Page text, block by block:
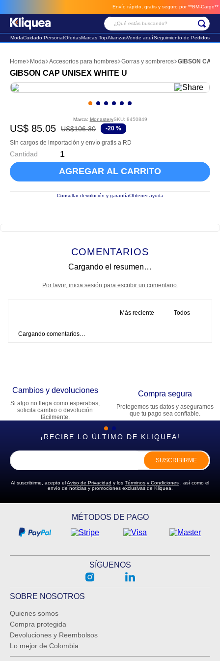
Envío rápido, gratis y seguro por **BM-Cargo** envios a
¿Qué estás buscando?
ModaCuidado PersonalOfertasMarcas TopAlianzasVende aquíSeguimiento de Pedidos
Moda Accesorios para hombres Gorras y sombreros
GIBSON CAP UNISEX WHITE U
Marca: MonasterySKU: 8450849
US$ 85.05 US$106.30 -20 %
Sin cargos de importación y envío gratis a RD
Cantidad
AGREGAR AL CARRITO
Consultar devolución y garantíaObtener ayuda
COMENTARIOS
Cargando el resumen…
Por favor, inicia sesión para escribir un comentario.
Más reciente Todos
Cargando comentarios…
Cambios y devoluciones
Si algo no llega como esperabas,
solicita cambio o devolución
fácilmente.
Compra segura
Protegemos tus datos y aseguramos
que tu pago sea confiable.
¡RECIBE LO ÚLTIMO DE KLIQUEA!
SUSCRIBIRME
Al suscribirme, acepto elAviso de Privacidad y los Términos y Condiciones , así como el
envío de noticias y promociones exclusivas de Kliquea.
MÉTODOS DE PAGO
SÍGUENOS
SOBRE NOSOTROS
Quienes somos
Compra protegida
Devoluciones y Reembolsos
Lo mejor de Colombia
2. futbol